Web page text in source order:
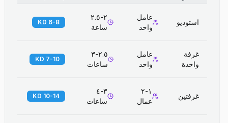
استوديو
عامل
واحد
٢-٢.٥
ساعة
6-8 KD
غرفة
واحدة
عامل
واحد
٢.٥-٣
ساعات
7-10 KD
غرفتين
١-٢
عمال
٣-٤
ساعات
10-14 KD